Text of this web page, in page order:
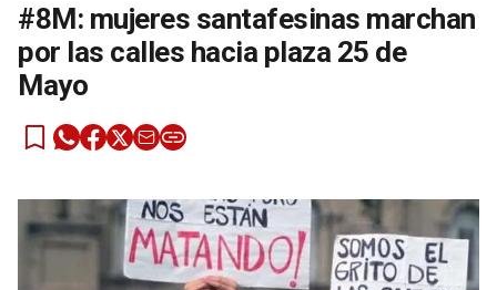
#8M: mujeres santafesinas marchan
por las calles hacia plaza 25 de
Mayo